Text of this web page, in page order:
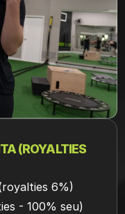
(ROYALTIES
6%)
- 100% seu)